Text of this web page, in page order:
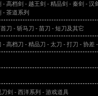
- 高档剑 - 越王剑 - 精品剑 - 秦剑 - 汉
- 茶道系列
刀 - 斩马刀 - 苗刀 - 短刀及其它
- 高档刀 - 精品刀 - 太刀 - 打刀 - 协差
剑 - 西洋系列 - 游戏道具